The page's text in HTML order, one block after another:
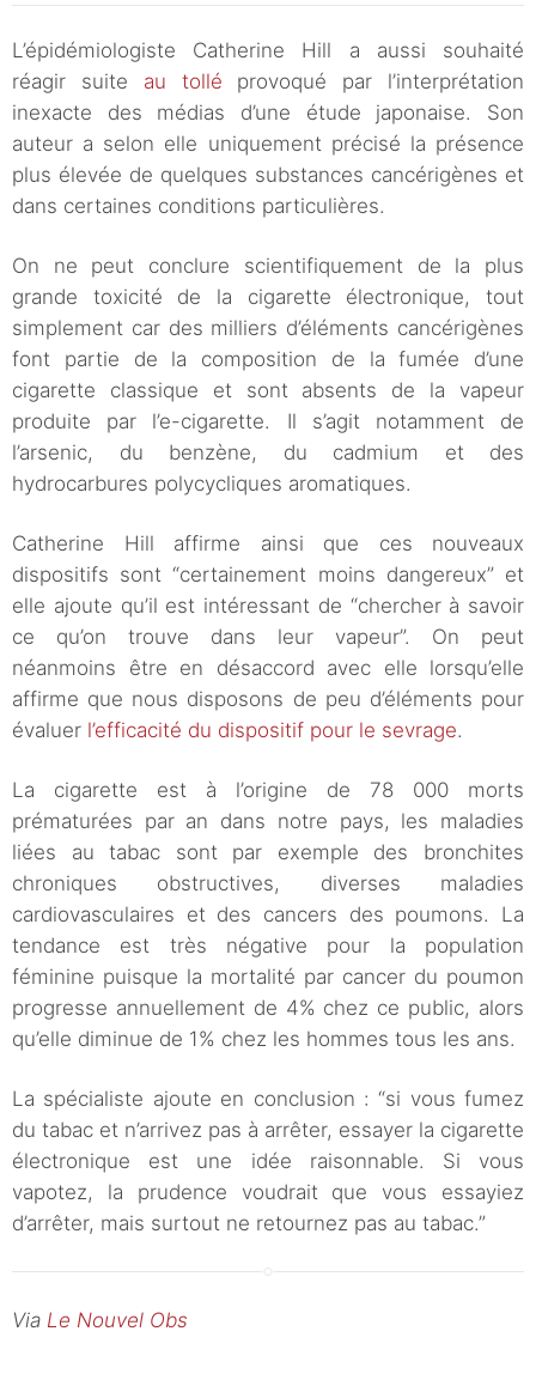
L’épidémiologiste Catherine Hill a aussi souhaité
réagir suite au tollé provoqué par l’interprétation
inexacte des médias d’une étude japonaise. Son
auteur a selon elle uniquement précisé la présence
plus élevée de quelques substances cancérigènes et
dans certaines conditions particulières.
On ne peut conclure scientifiquement de la plus
grande toxicité de la cigarette électronique, tout
simplement car des milliers d’éléments cancérigènes
font partie de la composition de la fumée d’une
cigarette classique et sont absents de la vapeur
produite par l’e-cigarette. Il s’agit notamment de
l’arsenic, du benzène, du cadmium et des
hydrocarbures polycycliques aromatiques.
Catherine Hill affirme ainsi que ces nouveaux
dispositifs sont “certainement moins dangereux” et
elle ajoute qu’il est intéressant de “chercher à savoir
ce qu’on trouve dans leur vapeur”. On peut
néanmoins être en désaccord avec elle lorsqu’elle
affirme que nous disposons de peu d’éléments pour
évaluer l’efficacité du dispositif pour le sevrage.
La cigarette est à l’origine de 78 000 morts
prématurées par an dans notre pays, les maladies
liées au tabac sont par exemple des bronchites
chroniques obstructives, diverses maladies
cardiovasculaires et des cancers des poumons. La
tendance est très négative pour la population
féminine puisque la mortalité par cancer du poumon
progresse annuellement de 4% chez ce public, alors
qu’elle diminue de 1% chez les hommes tous les ans.
La spécialiste ajoute en conclusion : “si vous fumez
du tabac et n’arrivez pas à arrêter, essayer la cigarette
électronique est une idée raisonnable. Si vous
vapotez, la prudence voudrait que vous essayiez
d’arrêter, mais surtout ne retournez pas au tabac.”
Via Le Nouvel Obs